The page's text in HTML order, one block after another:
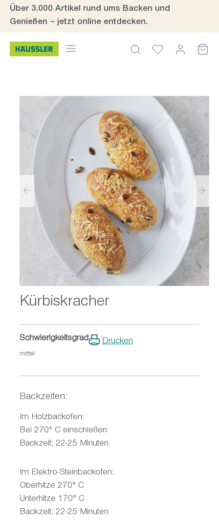
Zum Hauptinhalt springen
Über 3.000 Artikel rund ums Backen und
Genießen – jetzt online entdecken.
Bildergalerie überspringen
Kürbiskracher
Schwierigkeitsgrad
mittel
Drucken
Backzeiten:
Im Holzbackofen:
Bei 270° C einschießen
Backzeit: 22-25 Minuten
Im Elektro-Steinbackofen:
Oberhitze 270° C
Unterhitze 170° C
Backzeit: 22-25 Minuten